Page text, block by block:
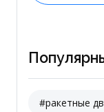
#ракетные